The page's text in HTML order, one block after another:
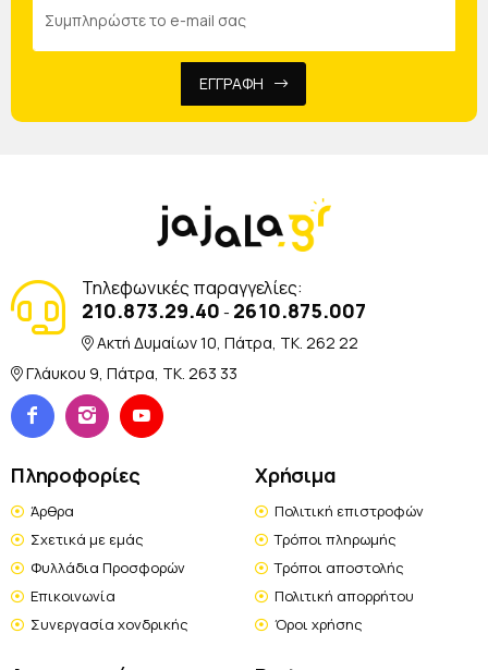
ΕΓΓΡΑΦΗ
Τηλεφωνικές παραγγελίες:
210.873.29.40 - 2610.875.007
Ακτή Δυμαίων 10, Πάτρα, TK. 262 22
Γλάυκου 9, Πάτρα, TK. 263 33
Πληροφορίες
Άρθρα
Σχετικά με εμάς
Φυλλάδια Προσφορών
Επικοινωνία
Συνεργασία χονδρικής
Χρήσιμα
Πολιτική επιστροφών
Τρόποι πληρωμής
Τρόποι αποστολής
Πολιτική απορρήτου
Όροι χρήσης